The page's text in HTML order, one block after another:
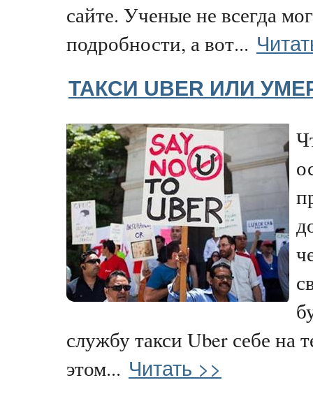
сайте. Ученые не всегда
подробности, а вот...
ТАКСИ UBER ИЛИ
службу такси Uber себе на
этом... Читать >>